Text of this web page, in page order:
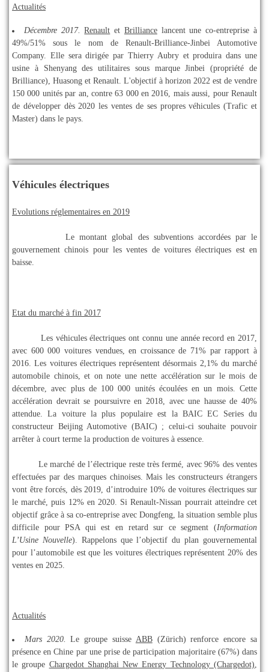
Actualités
Décembre 2017. Renault et Brilliancelancent une co-entreprise à
49%/51% sous le nom de Renault-Brilliance-Jinbei Automotive
Company. Elle sera dirigée par Thierry Aubry et produira dans une
usine à Shenyang des utilitaires sous marque Jinbei (propriété de
Brilliance), Huasong et Renault. L'objectif à horizon 2022 est de vendre
150 000 unités par an, contre 63 000 en 2016, mais aussi, pour Renault
de développer dès 2020 les ventes de ses propres véhicules (Trafic et
Master) dans le pays.
Véhicules électriques
Evolutions réglementaires en 2019
Le montant global des subventions accordées par le
gouvernement chinois pour les ventes de voitures électriques est en
baisse.
Etat du marché à fin 2017
Les véhicules électriques ont connu une année record en 2017,
avec 600 000 voitures vendues, en croissance de 71% par rapport à
2016. Les voitures électriques représentent désormais 2,1% du marché
automobile chinois, et on note une nette accélération sur le mois de
décembre, avec plus de 100 000 unités écoulées en un mois. Cette
accélération devrait se poursuivre en 2018, avec une hausse de 40%
attendue. La voiture la plus populaire est la BAIC EC Series du
constructeur Beijing Automotive (BAIC) ; celui-ci souhaite pouvoir
arrêter à court terme la production de voitures à essence.
Le marché de l’électrique reste très fermé, avec 96% des ventes
effectuées par des marques chinoises. Mais les constructeurs étrangers
vont être forcés, dès 2019, d’introduire 10% de voitures électriques sur
le marché, puis 12% en 2020. Si Renault-Nissan pourrait atteindre cet
objectif grâce à sa co-entreprise avec Dongfeng, la situation semble plus
difficile pour PSA qui est en retard sur ce segment (Information
L’Usine Nouvelle). Rappelons que l’objectif du plan gouvernemental
pour l’automobile est que les voitures électriques représentent 20% des
ventes en 2025.
Actualités
Mars 2020. Le groupe suisse ABB(Zürich) renforce encore sa
présence en Chine par une prise de participation majoritaire (67%) dans
le groupe Chargedot Shanghai New Energy Technology (Chargedot)